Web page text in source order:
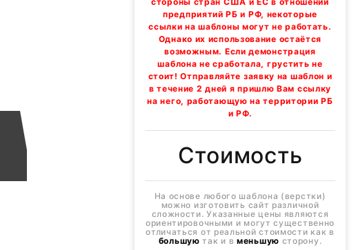
предприятий РБ и РФ, некоторые
ссылки на шаблоны могут не работать.
Однако их использование остаётся
возможным. Если демонстрация
шаблона не сработала, грустить не
стоит! Отправляйте заявку на шаблон и
в течение 2 дней я пришлю Вам ссылку
на него, работающую на территории РБ
и РФ.
Стоимость
На основе любого шаблона (верстки)
можно изготовить сайт различной
сложности. Указанные цены являются
ориентировочными и могут существенно
отличаться от реальной стоимости как в
большую так и в меньшую сторону.